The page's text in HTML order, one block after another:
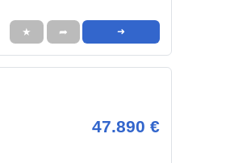
★ ➦ ➜
47.890 €